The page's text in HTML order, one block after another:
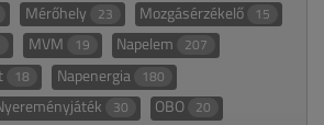
Mérőhely 23 Mozgásérzékelő 15
MVM 19 Napelem 207
18 Napenergia 180
30 OBO 20